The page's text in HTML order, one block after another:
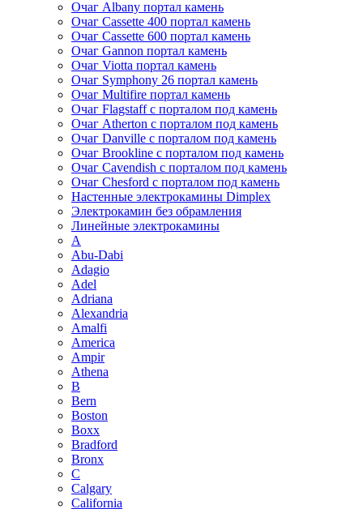
Очаг Albany портал камень
Очаг Cassette 400 портал камень
Очаг Cassette 600 портал камень
Очаг Gannon портал камень
Очаг Viotta портал камень
Очаг Symphony 26 портал камень
Очаг Multifire портал камень
Очаг Flagstaff с порталом под камень
Очаг Atherton с порталом под камень
Очаг Danville с порталом под камень
Очаг Brookline с порталом под камень
Очаг Cavendish с порталом под камень
Очаг Chesford с порталом под камень
Настенные электрокамины Dimplex
Электрокамин без обрамления
Линейные электрокамины
A
Abu-Dabi
Adagio
Adel
Adriana
Alexandria
Amalfi
America
Ampir
Athena
B
Bern
Boston
Boxx
Bradford
Bronx
C
Calgary
California